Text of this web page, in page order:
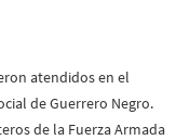
atendidos en el
de Guerrero Negro.
de la Fuerza Armada